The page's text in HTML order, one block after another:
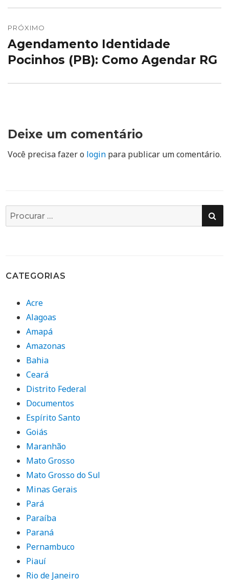
PRÓXIMO
Próximo
post:
Agendamento Identidade
Pocinhos (PB): Como Agendar RG
Deixe um comentário
Você precisa fazer o login para publicar um comentário.
Busca
por:
CATEGORIAS
Acre
Alagoas
Amapá
Amazonas
Bahia
Ceará
Distrito Federal
Documentos
Espírito Santo
Goiás
Maranhão
Mato Grosso
Mato Grosso do Sul
Minas Gerais
Pará
Paraíba
Paraná
Pernambuco
Piauí
Rio de Janeiro